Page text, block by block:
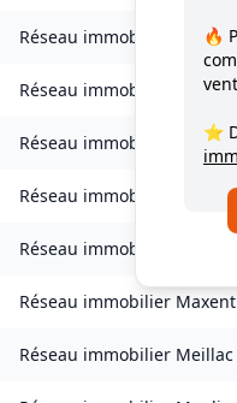
Réseau immobilier Lohéac
Réseau immobilier
Réseau immobilier
Réseau immobilier
Réseau immobilier
Réseau immobilier Maxent
Réseau immobilier Meillac
🔥
⭐